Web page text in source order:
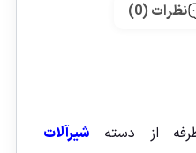
نظرات (0)
از دسته شیرآلات